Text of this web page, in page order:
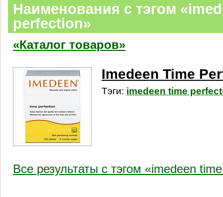
Наименования c тэгом
perfection»
«Каталог товаров»
Imedeen Time
Тэги: imedeen time
Все результаты c тэгом «imedeen